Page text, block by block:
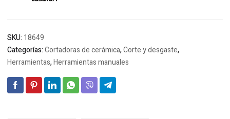
SKU: 18649
Categorías:Cortadoras de cerámica,Corte y desgaste,
Herramientas,Herramientas manuales